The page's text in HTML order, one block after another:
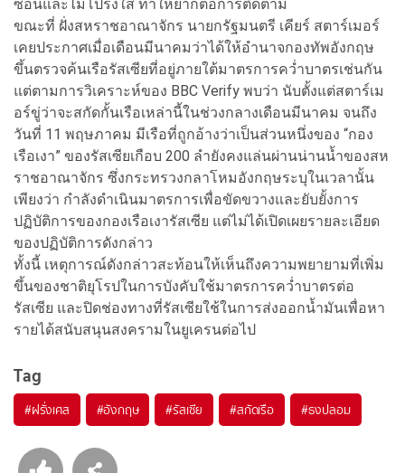
ซ้อนและไม่โปร่งใส ทำให้ยากต่อการติดตาม
ขณะที่ ฝั่งสหราชอาณาจักร นายกรัฐมนตรี เคียร์ สตาร์เมอร์
เคยประกาศเมื่อเดือนมีนาคมว่าได้ให้อำนาจกองทัพอังกฤษ
ขึ้นตรวจค้นเรือรัสเซียที่อยู่ภายใต้มาตรการคว่ำบาตรเช่นกัน
แต่ตามการวิเคราะห์ของ BBC Verify พบว่า นับตั้งแต่สตาร์เม
อร์ขู่ว่าจะสกัดกั้นเรือเหล่านี้ในช่วงกลางเดือนมีนาคม จนถึง
วันที่ 11 พฤษภาคม มีเรือที่ถูกอ้างว่าเป็นส่วนหนึ่งของ “กอง
เรือเงา” ของรัสเซียเกือบ 200 ลำยังคงแล่นผ่านน่านน้ำของสห
ราชอาณาจักร ซึ่งกระทรวงกลาโหมอังกฤษระบุในเวลานั้น
เพียงว่า กำลังดำเนินมาตรการเพื่อขัดขวางและยับยั้งการ
ปฏิบัติการของกองเรือเงารัสเซีย แต่ไม่ได้เปิดเผยรายละเอียด
ของปฏิบัติการดังกล่าว
ทั้งนี้ เหตุการณ์ดังกล่าวสะท้อนให้เห็นถึงความพยายามที่เพิ่ม
ขึ้นของชาติยุโรปในการบังคับใช้มาตรการคว่ำบาตรต่อ
รัสเซีย และปิดช่องทางที่รัสเซียใช้ในการส่งออกน้ำมันเพื่อหา
รายได้สนับสนุนสงครามในยูเครนต่อไป
Tag
#ฝรั่งเศส #อังกฤษ #รัสเซีย #สกัดเรือ #ธงปลอม